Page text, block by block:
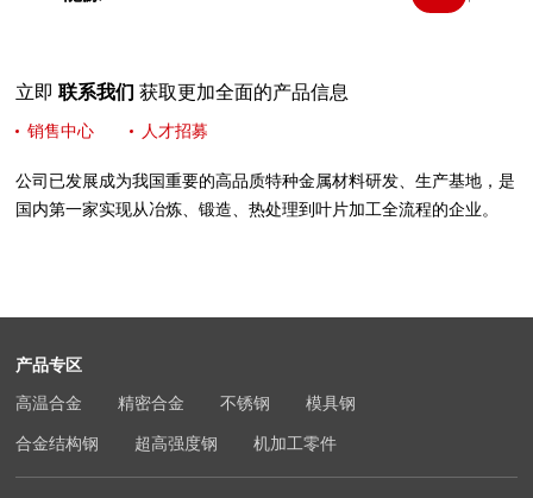
立即联系我们 获取更加全面的产品信息
销售中心 人才招募
公司已发展成为我国重要的高品质特种金属材料研发、生产基地，是
国内第一家实现从冶炼、锻造、热处理到叶片加工全流程的企业。
产品专区
高温合金 精密合金 不锈钢 模具钢
合金结构钢 超高强度钢 机加工零件